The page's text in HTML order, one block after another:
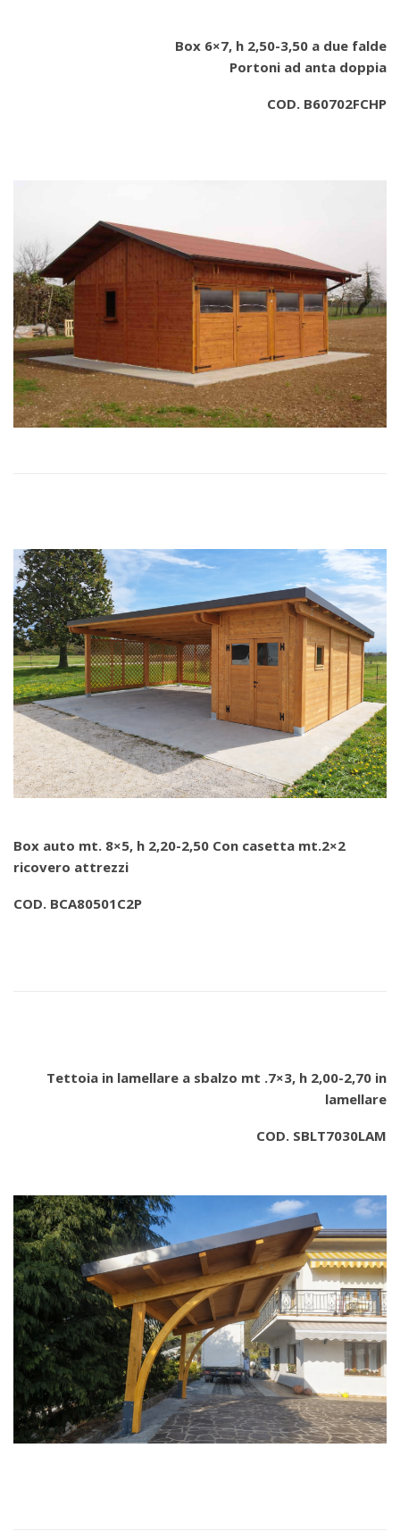
Box 6×7, h 2,50-3,50 a due falde
Portoni ad anta doppia
COD. B60702FCHP
Box auto mt. 8×5, h 2,20-2,50 Con casetta mt.2×2
ricovero attrezzi
COD. BCA80501C2P
Tettoia in lamellare a sbalzo mt .7×3, h 2,00-2,70 in
lamellare
COD. SBLT7030LAM